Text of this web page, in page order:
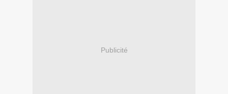
Publicité